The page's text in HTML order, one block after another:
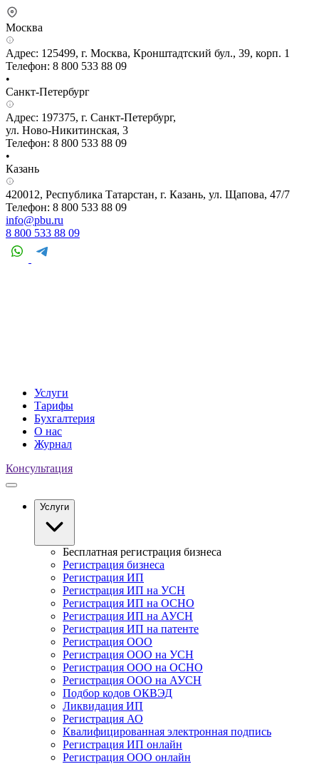
Москва
Адрес: 125499, г. Москва, Кронштадтский бул., 39, корп. 1
Телефон: 8 800 533 88 09
•
Санкт-Петербург
Адрес: 197375, г. Санкт-Петербург,
ул. Ново-Никитинская, 3
Телефон: 8 800 533 88 09
•
Казань
420012, Республика Татарстан, г. Казань, ул. Щапова, 47/7
Телефон: 8 800 533 88 09
info@pbu.ru
8 800 533 88 09
Услуги
Тарифы
Бухгалтерия
О нас
Журнал
Консультация
Услуги
Бесплатная регистрация бизнеса
Регистрация бизнеса
Регистрация ИП
Регистрация ИП на УСН
Регистрация ИП на ОСНО
Регистрация ИП на АУСН
Регистрация ИП на патенте
Регистрация ООО
Регистрация ООО на УСН
Регистрация ООО на ОСНО
Регистрация ООО на АУСН
Подбор кодов ОКВЭД
Ликвидация ИП
Регистрация АО
Квалифицированная электронная подпись
Регистрация ИП онлайн
Регистрация ООО онлайн